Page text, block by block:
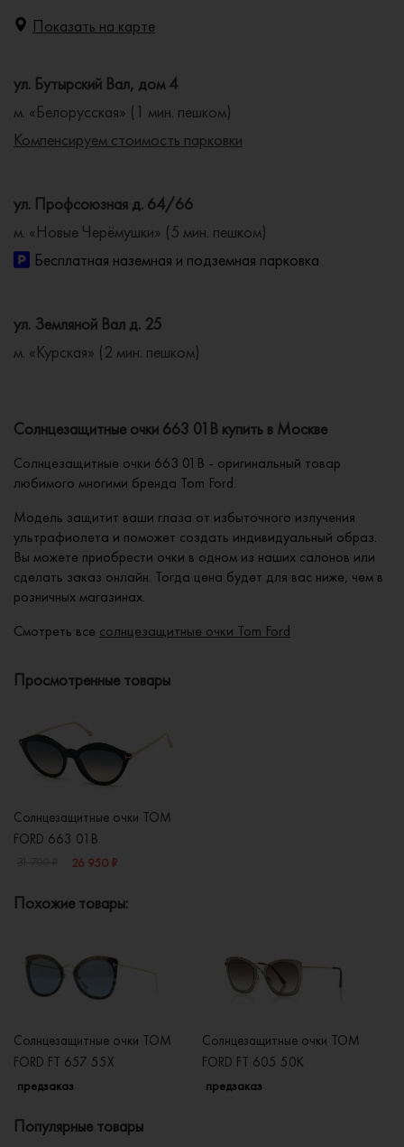
Показать на карте
ул. Бутырский Вал, дом 4
м. «Белорусская» (1 мин. пешком)
Компенсируем стоимость парковки
ул. Профсоюзная д. 64/66
м. «Новые Черёмушки» (5 мин. пешком)
Бесплатная наземная и подземная парковка
ул. Земляной Вал д. 25
м. «Курская» (2 мин. пешком)
Солнцезащитные очки 663 01B купить в Москве
Солнцезащитные очки 663 01B - оригинальный товар
любимого многими бренда Tom Ford.
Модель защитит ваши глаза от избыточного излучения
ультрафиолета и поможет создать индивидуальный образ.
Вы можете приобрести очки в одном из наших салонов или
сделать заказ онлайн. Тогда цена будет для вас ниже, чем в
розничных магазинах.
Смотреть все солнцезащитные очки Tom Ford
Просмотренные товары
Солнцезащитные очки TOM
FORD 663 01B
26 950 ₽
Похожие товары:
Солнцезащитные очки TOM
FORD FT 657 55X
предзаказ
Солнцезащитные очки TOM
FORD FT 605 50K
предзаказ
Популярные товары